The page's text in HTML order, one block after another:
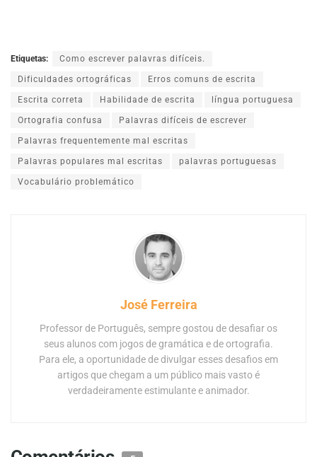
Etiquetas: Como escrever palavras difíceis.
Dificuldades ortográficas Erros comuns de escrita
Escrita correta Habilidade de escrita língua portuguesa
Ortografia confusa Palavras difíceis de escrever
Palavras frequentemente mal escritas
Palavras populares mal escritas palavras portuguesas
Vocabulário problemático
José Ferreira
Professor de Português, sempre gostou de desafiar os
seus alunos com jogos de gramática e de ortografia.
Para ele, a oportunidade de divulgar esses desafios em
artigos que chegam a um público mais vasto é
verdadeiramente estimulante e animador.